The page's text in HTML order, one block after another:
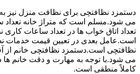
دستمزد نظافتچی برای نظافت منزل
می شود.مسلم است که متراژ خانه
تعداد اتاق خواب ها در تعداد ساعات کاری
است.عامل بعدی در تعیین قیمت
نظافتچی است.دستمزد نظافتچی خانم از
می شود.با توجه به مهارت و دقت خانم ها
کاملاً منطقی است.